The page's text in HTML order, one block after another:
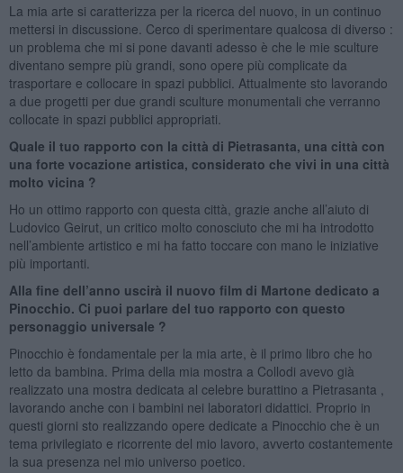
La mia arte si caratterizza per la ricerca del nuovo, in un continuo
mettersi in discussione. Cerco di sperimentare qualcosa di diverso :
un problema che mi si pone davanti adesso è che le mie sculture
diventano sempre più grandi, sono opere più complicate da
trasportare e collocare in spazi pubblici. Attualmente sto lavorando
a due progetti per due grandi sculture monumentali che verranno
collocate in spazi pubblici appropriati.
Quale il tuo rapporto con la città di Pietrasanta, una città con
una forte vocazione artistica, considerato che vivi in una città
molto vicina ?
Ho un ottimo rapporto con questa città, grazie anche all’aiuto di
Ludovico Geirut, un critico molto conosciuto che mi ha introdotto
nell’ambiente artistico e mi ha fatto toccare con mano le iniziative
più importanti.
Alla fine dell’anno uscirà il nuovo film di Martone dedicato a
Pinocchio. Ci puoi parlare del tuo rapporto con questo
personaggio universale ?
Pinocchio è fondamentale per la mia arte, è il primo libro che ho
letto da bambina. Prima della mia mostra a Collodi avevo già
realizzato una mostra dedicata al celebre burattino a Pietrasanta ,
lavorando anche con i bambini nei laboratori didattici. Proprio in
questi giorni sto realizzando opere dedicate a Pinocchio che è un
tema privilegiato e ricorrente del mio lavoro, avverto costantemente
la sua presenza nel mio universo poetico.